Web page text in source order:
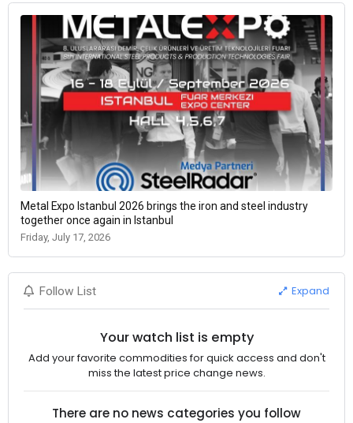
Metal Expo Istanbul 2026 brings the iron and steel industry
together once again in Istanbul
Friday, July 17, 2026
Follow List Expand
Your watch list is empty
Add your favorite commodities for quick access and don't
miss the latest price change news.
There are no news categories you follow